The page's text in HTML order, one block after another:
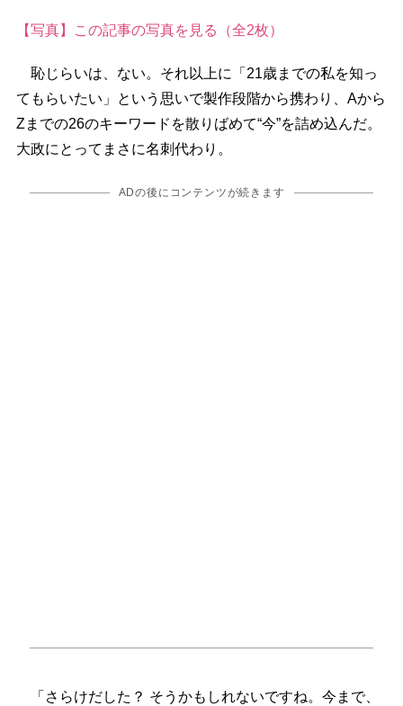
【写真】この記事の写真を見る（全2枚）
恥じらいは、ない。それ以上に「21歳までの私を知っ
てもらいたい」という思いで製作段階から携わり、Aから
Zまでの26のキーワードを散りばめて“今”を詰め込んだ。
大政にとってまさに名刺代わり。
ADの後にコンテンツが続きます
「さらけだした？ そうかもしれないですね。今まで、